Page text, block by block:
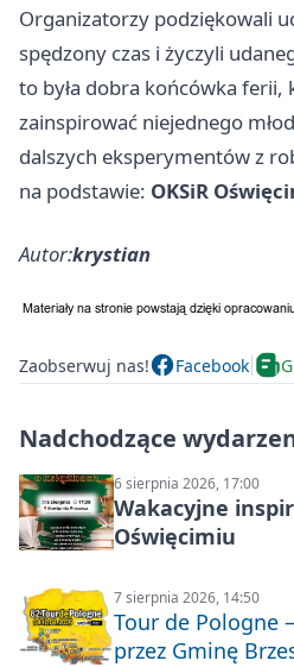
Organizatorzy podziękowali
spędzony czas i życzyli
to była dobra końcówka ferii,
zainspirować niejednego
dalszych eksperymentów z
na podstawie: OKSiR
Autor:krystian
Zaobserwuj nas! Facebook
Nadchodzące
6 sierpnia 2026, 17:00
Wakacyjne
Oświęcimiu
7 sierpnia 2026, 14:50
Tour de Pologne
przez Gminę